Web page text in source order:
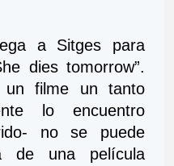
a Sitges para
dies tomorrow”.
filme un tanto
lo encuentro
no se puede
de una película